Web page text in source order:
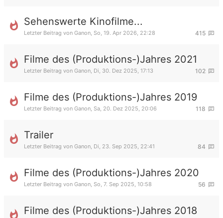
Sehenswerte Kinofilme...
415
Letzter Beitrag von Ganon, So, 19. Apr 2026, 22:28
Filme des (Produktions-)Jahres 2021
102
Letzter Beitrag von Ganon, Di, 30. Dez 2025, 17:13
Filme des (Produktions-)Jahres 2019
118
Letzter Beitrag von Ganon, Sa, 20. Dez 2025, 20:06
Trailer
84
Letzter Beitrag von Ganon, Di, 23. Sep 2025, 22:41
Filme des (Produktions-)Jahres 2020
56
Letzter Beitrag von Ganon, So, 7. Sep 2025, 10:58
Filme des (Produktions-)Jahres 2018